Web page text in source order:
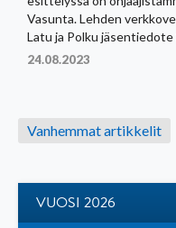
Vasunta. Lehden
Latu ja Polku jäsentiedote
24.08.2023
Artikkelien
selaus
Vanhemmat artikkelit
VUOSI 2026